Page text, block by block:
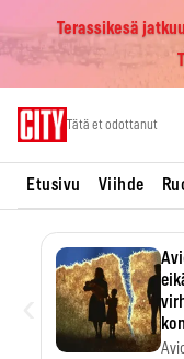
Terassikesä
Tätä et odottanut
Etusivu Viihde